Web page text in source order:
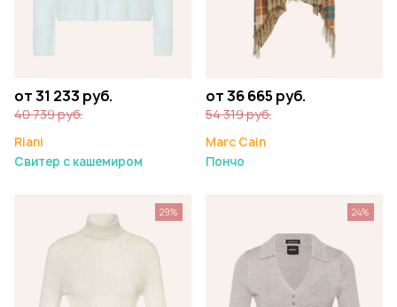
от 31 233 руб.
40 739 руб.
Riani
Свитер с кашемиром
от 36 665 руб.
54 319 руб.
Marc Cain
Пончо
29% 24%